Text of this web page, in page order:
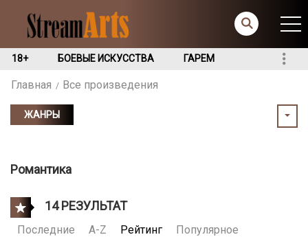
18+ БОЕВЫЕ ИСКУССТВА ГАРЕМ
Главная Все произведения
ЖАНРЫ
Романтика
14 РЕЗУЛЬТАТ
Последние A-Z Рейтинг Популярное